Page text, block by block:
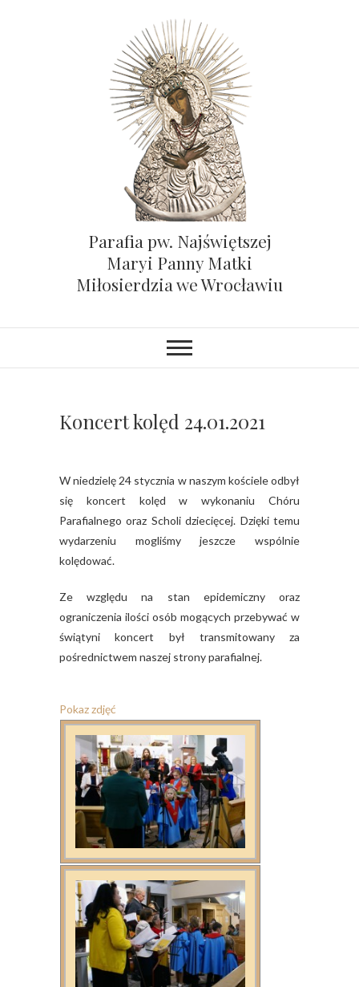
Parafia pw. Najświętszej
Maryi Panny Matki
Miłosierdzia we Wrocławiu
Koncert kolęd 24.01.2021
W niedzielę 24 stycznia w naszym kościele odbył
się koncert kolęd w wykonaniu Chóru
Parafialnego oraz Scholi dziecięcej. Dzięki temu
wydarzeniu mogliśmy jeszcze wspólnie
kolędować.
Ze względu na stan epidemiczny oraz
ograniczenia ilości osób mogących przebywać w
świątyni koncert był transmitowany za
pośrednictwem naszej strony parafialnej.
Pokaz zdjęć